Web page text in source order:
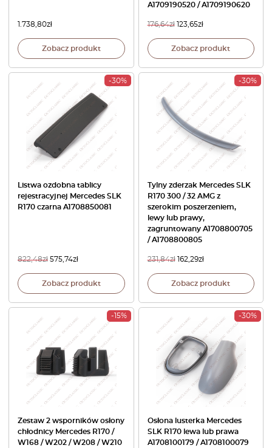
1.738,80zł
Zobacz produkt
A1709190520 / A1709190620
176,64zł 123,65zł
Zobacz produkt
-30%
Listwa ozdobna tablicy
rejestracyjnej Mercedes SLK
R170 czarna A1708850081
822,48zł 575,74zł
Zobacz produkt
-30%
Tylny zderzak Mercedes SLK
R170 300 / 32 AMG z
szerokim poszerzeniem,
lewy lub prawy,
zagruntowany A1708800705
/ A1708800805
231,84zł 162,29zł
Zobacz produkt
-15%
Zestaw 2 wsporników osłony
chłodnicy Mercedes R170 /
W168 / W202 / W208 / W210
-30%
Osłona lusterka Mercedes
SLK R170 lewa lub prawa
A1708100179 / A1708100079